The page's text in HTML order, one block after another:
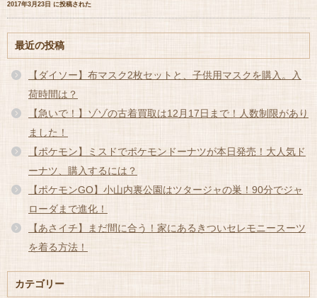
2017年3月23日 に投稿された
最近の投稿
【ダイソー】布マスク2枚セットと、子供用マスクを購入。入
荷時間は？
【急いで！】ゾゾの古着買取は12月17日まで！人数制限があり
ました！
【ポケモン】ミスドでポケモンドーナツが本日発売！大人気ド
ーナツ、購入するには？
【ポケモンGO】小山内裏公園はツタージャの巣！90分でジャ
ローダまで進化！
【あさイチ】まだ間に合う！家にあるきついセレモニースーツ
を着る方法！
カテゴリー